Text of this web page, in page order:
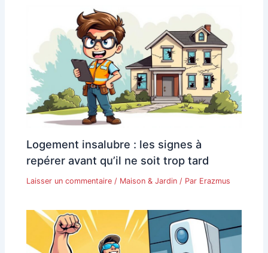
Logement insalubre : les signes à
repérer avant qu’il ne soit trop tard
Laisser un commentaire / Maison & Jardin / Par Erazmus